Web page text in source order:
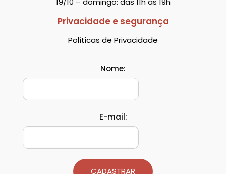
Privacidade e segurança
Políticas de Privacidade
Nome:
E-mail:
CADASTRAR